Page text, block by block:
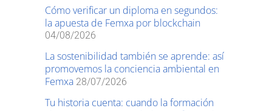
Cómo verificar un diploma en segundos:
la apuesta de Femxa por blockchain
04/08/2026
La sostenibilidad también se aprende: así
promovemos la conciencia ambiental en
Femxa 28/07/2026
Tu historia cuenta: cuando la formación